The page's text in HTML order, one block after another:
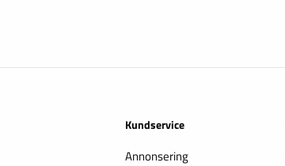
Kundservice
Annonsering